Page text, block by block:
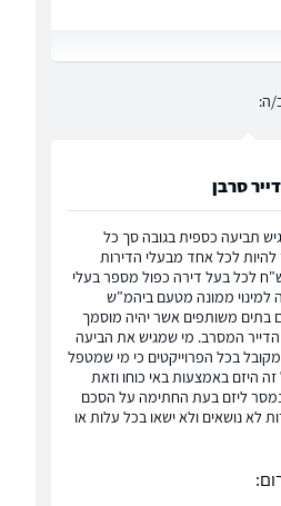
ה:
סרבן
תביעה כספית בגובה סך כל
לכל אחד מבעלי הדירות
לכל בעל דירה כפול מספר בעלי
למינוי ממונה מטעם ביהמ"ש
משותפים אשר יהיה מוסמך
המסרב. מי שמגיש את הביעה
בכל הפרוייקטים כי מי שמטפל
זה היזם באמצעות באי כוחו וזאת
ליזם בעת החתימה על הסכם
לא נושאים ולא ישאו בכל עלות או